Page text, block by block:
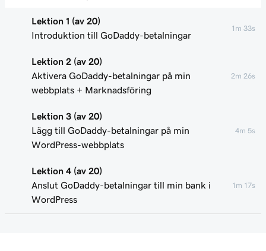
Lektion 1 (av 20)
Introduktion till GoDaddy-betalningar
1m 33s
Lektion 2 (av 20)
Aktivera GoDaddy-betalningar på min
webbplats + Marknadsföring
2m 26s
Lektion 3 (av 20)
Lägg till GoDaddy-betalningar på min
WordPress-webbplats
4m 5s
Lektion 4 (av 20)
Anslut GoDaddy-betalningar till min bank i
WordPress
1m 17s